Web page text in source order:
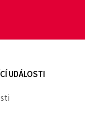
UDÁLOSTI